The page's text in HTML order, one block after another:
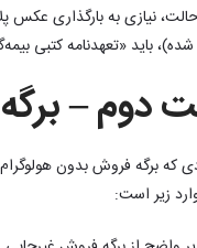
نیازی به بارگذاری عکس
شده)، باید «تعهدنامه کتبی
دوم –
که برگه فروش بدون
زیر است: